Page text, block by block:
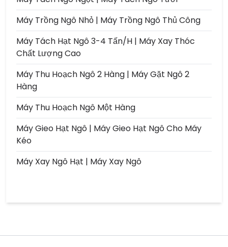
Máy Trồng Ngô Nhỏ | Máy Trồng Ngô Thủ Công
Máy Tách Hạt Ngô 3-4 Tấn/h | Máy Xay Thóc
Chất Lượng Cao
Máy Thu Hoạch Ngô 2 Hàng | Máy Gặt Ngô 2
Hàng
Máy Thu Hoạch Ngô Một Hàng
Máy Gieo Hạt Ngô | Máy Gieo Hạt Ngô Cho Máy
Kéo
Máy Xay Ngô Hạt | Máy Xay Ngô